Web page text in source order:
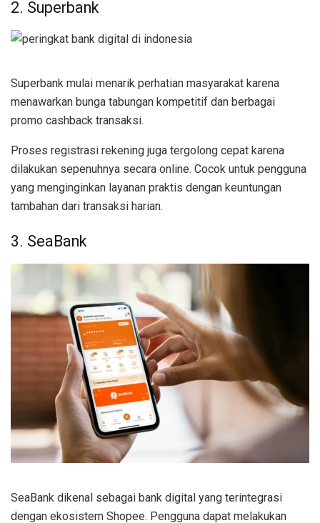
2. Superbank
Superbank mulai menarik perhatian masyarakat karena
menawarkan bunga tabungan kompetitif dan berbagai
promo cashback transaksi.
Proses registrasi rekening juga tergolong cepat karena
dilakukan sepenuhnya secara online. Cocok untuk pengguna
yang menginginkan layanan praktis dengan keuntungan
tambahan dari transaksi harian.
3. SeaBank
SeaBank dikenal sebagai bank digital yang terintegrasi
dengan ekosistem Shopee. Pengguna dapat melakukan